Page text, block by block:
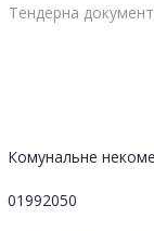
Тендерна
Комунальне
01992050